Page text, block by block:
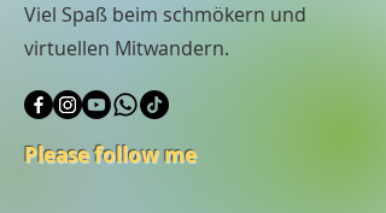
Viel Spaß beim schmökern und
virtuellen Mitwandern.
Please follow me